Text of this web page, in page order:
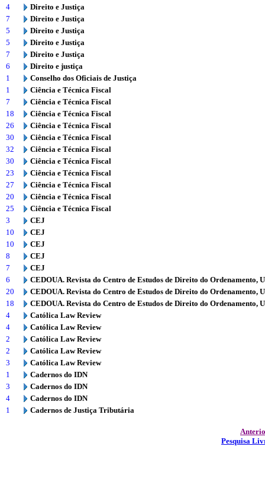
4
Direito e Justiça
7
Direito e Justiça
5
Direito e Justiça
5
Direito e Justiça
7
Direito e Justiça
6
Direito e justiça
1
Conselho dos Oficiais de Justiça
1
Ciência e Técnica Fiscal
7
Ciência e Técnica Fiscal
18
Ciência e Técnica Fiscal
26
Ciência e Técnica Fiscal
30
Ciência e Técnica Fiscal
32
Ciência e Técnica Fiscal
30
Ciência e Técnica Fiscal
23
Ciência e Técnica Fiscal
27
Ciência e Técnica Fiscal
20
Ciência e Técnica Fiscal
25
Ciência e Técnica Fiscal
3
CEJ
10
CEJ
10
CEJ
8
CEJ
7
CEJ
6
CEDOUA. Revista do Centro de Estudos de Direito do Ordenamento,
20
CEDOUA. Revista do Centro de Estudos de Direito do Ordenamento,
18
CEDOUA. Revista do Centro de Estudos de Direito do Ordenamento,
4
Católica Law Review
4
Católica Law Review
2
Católica Law Review
2
Católica Law Review
3
Católica Law Review
1
Cadernos do IDN
3
Cadernos do IDN
4
Cadernos do IDN
1
Cadernos de Justiça Tributária
Pesquisa